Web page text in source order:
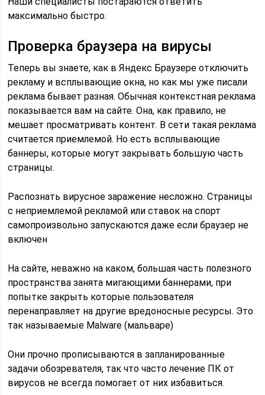
максимально быстро.
Проверка браузера на вирусы
Теперь вы знаете, как в Яндекс Браузере отключить
рекламу и всплывающие окна, но как мы уже писали
реклама бывает разная. Обычная контекстная реклама
показывается вам на сайте. Она, как правило, не
мешает просматривать контент. В сети такая реклама
считается приемлемой. Но есть всплывающие
баннеры, которые могут закрывать большую часть
страницы.
Распознать вирусное заражение несложно. Страницы
с неприемлемой рекламой или ставок на спорт
самопроизвольно запускаются даже если браузер не
включен
На сайте, неважно на каком, большая часть полезного
пространства занята мигающими баннерами, при
попытке закрыть которые пользователя
перенаправляет на другие вредоносные ресурсы. Это
так называемые Malware (мальваре)
Они прочно прописываются в запланированные
задачи обозревателя, так что часто лечение ПК от
вирусов не всегда помогает от них избавиться.